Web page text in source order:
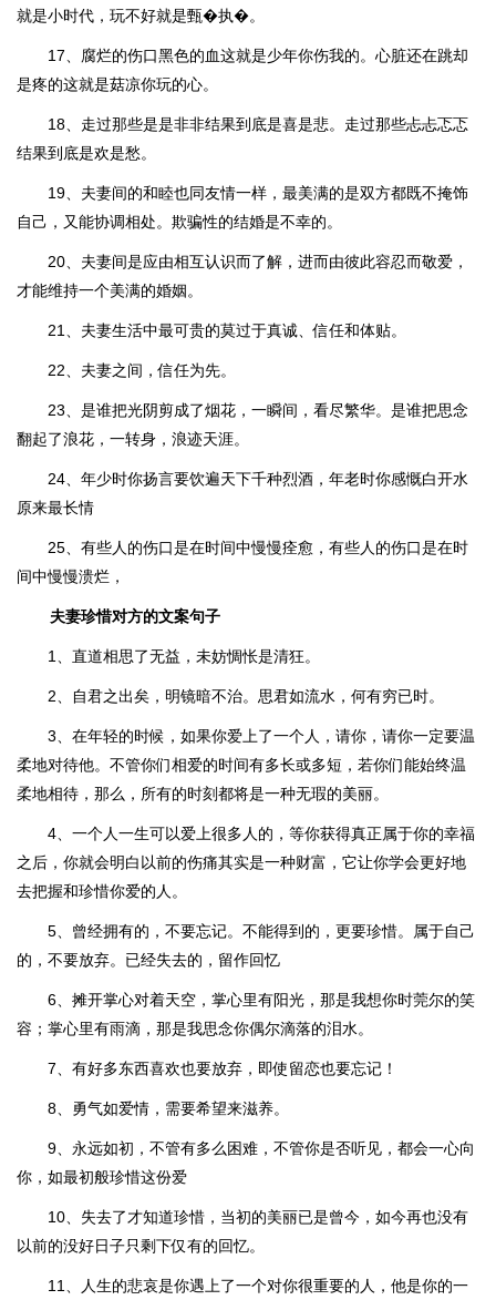
就是小时代，玩不好就是甄�执�。
17、腐烂的伤口黑色的血这就是少年你伤我的。心脏还在跳却
是疼的这就是菇凉你玩的心。
18、走过那些是是非非结果到底是喜是悲。走过那些忐忐忑忑
结果到底是欢是愁。
19、夫妻间的和睦也同友情一样，最美满的是双方都既不掩饰
自己，又能协调相处。欺骗性的结婚是不幸的。
20、夫妻间是应由相互认识而了解，进而由彼此容忍而敬爱，
才能维持一个美满的婚姻。
21、夫妻生活中最可贵的莫过于真诚、信任和体贴。
22、夫妻之间，信任为先。
23、是谁把光阴剪成了烟花，一瞬间，看尽繁华。是谁把思念
翻起了浪花，一转身，浪迹天涯。
24、年少时你扬言要饮遍天下千种烈酒，年老时你感慨白开水
原来最长情
25、有些人的伤口是在时间中慢慢痊愈，有些人的伤口是在时
间中慢慢溃烂，
夫妻珍惜对方的文案句子
1、直道相思了无益，未妨惆怅是清狂。
2、自君之出矣，明镜暗不治。思君如流水，何有穷已时。
3、在年轻的时候，如果你爱上了一个人，请你，请你一定要温
柔地对待他。不管你们相爱的时间有多长或多短，若你们能始终温
柔地相待，那么，所有的时刻都将是一种无瑕的美丽。
4、一个人一生可以爱上很多人的，等你获得真正属于你的幸福
之后，你就会明白以前的伤痛其实是一种财富，它让你学会更好地
去把握和珍惜你爱的人。
5、曾经拥有的，不要忘记。不能得到的，更要珍惜。属于自己
的，不要放弃。已经失去的，留作回忆
6、摊开掌心对着天空，掌心里有阳光，那是我想你时莞尔的笑
容；掌心里有雨滴，那是我思念你偶尔滴落的泪水。
7、有好多东西喜欢也要放弃，即使留恋也要忘记！
8、勇气如爱情，需要希望来滋养。
9、永远如初，不管有多么困难，不管你是否听见，都会一心向
你，如最初般珍惜这份爱
10、失去了才知道珍惜，当初的美丽已是曾今，如今再也没有
以前的没好日子只剩下仅有的回忆。
11、人生的悲哀是你遇上了一个对你很重要的人，他是你的一